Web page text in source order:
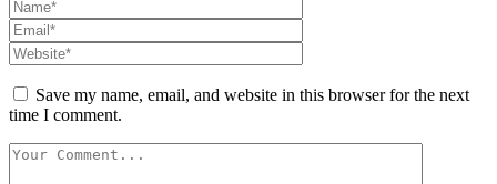
Save my name, email, and website in this browser for the next
time I comment.